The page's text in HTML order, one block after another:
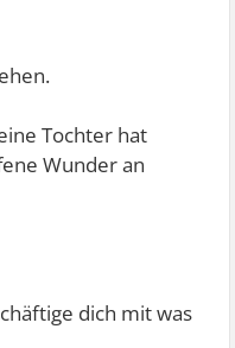
Tochter hat
Wunder an
dich mit was